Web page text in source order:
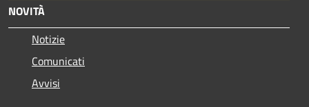
NOVITÀ
Notizie
Comunicati
Avvisi